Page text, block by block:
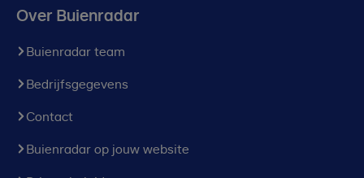
Over Buienradar
Buienradar team
Bedrijfsgegevens
Contact
Buienradar op jouw website